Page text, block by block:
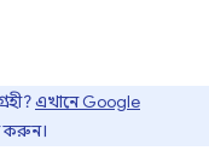
এখানে Google
করুন।